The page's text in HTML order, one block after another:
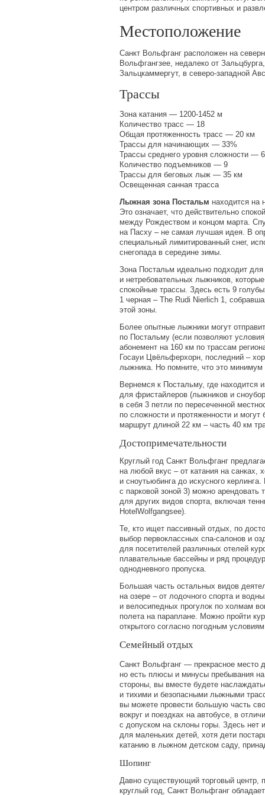
центром различных спортивных и
Местоположение
Санкт Вольфганг расположен на
Вольфгангзее, недалеко от
Зальцкаммергут, в северо-западной
Трассы
Зона катания — 1200-1452 м
Количество трасс — 18
Общая протяженность трасс — 20 км
Трассы для начинающих — 33%
Трассы среднего уровня сложности —
Количество подъемников — 9
Трассы для беговых лыж — 35 км
Освещенная санная трасса
Лыжная зона Постальм находится на
Это означает, что действительно
между Рождеством и концом марта.
на Пасху – не самая лучшая идея. В
специальный лимитированный снег,
снегопада в середине зимы.
Зона Постальм идеально подходит для
и нетребовательных лыжников,
спокойные трассы. Здесь есть 9
1 черная – The Rudi Nierlich 1,
этой зоны.
Более опытные лыжники могут
по Постальму (если позволяют
абонемент на 160 км по трассам
Госауи Цвёльферхорн, последний –
лыжника. Но помните, что это минимум
Вернемся к Постальму, где находится
для фристайлеров (лыжников и
в себя 3 петли по пересеченной
по сложности и протяженности и
маршрут длиной 22 км – часть 40 км
Достопримечательности
Круглый год Санкт Вольфганг
на любой вкус – от катания на санках,
и сноутьюбинга до искусного
с парковой зоной 3) можно арендовать
для других видов спорта, включая
HotelWolfgangsee).
Те, кто ищет пассивный отдых, по
выбор первоклассных спа-салонов и
для посетителей различных отелей
плавательные бассейны и ряд
однодневного пропуска.
Большая часть остальных видов
на озере – от лодочного спорта и
и велосипедных прогулок по холмам
полета на параплане. Можно пройти
открытого согласно погодным
Семейный отдых
Санкт Вольфганг — прекрасное место
но есть плюсы и минусы пребывания
стороны, вы вместе будете
и тихими и безопасными лыжными
вы можете провести большую часть
вокруг и поездках на автобусе, в
с допуском на склоны горы. Здесь нет
для маленьких детей, хотя дети
катанию в лыжном детском саду,
Шопинг
Давно существующий торговый центр,
круглый год, Санкт Вольфганг